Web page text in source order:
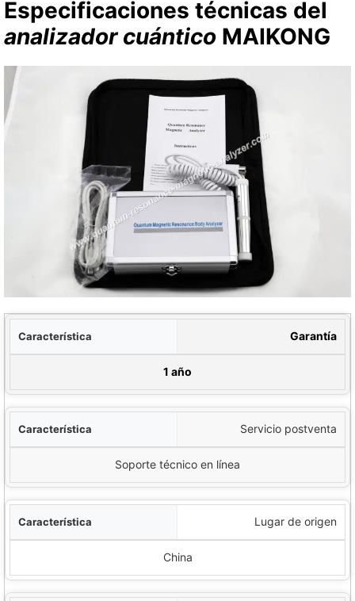
Especificaciones técnicas del
analizador cuántico MAIKONG
Garantía
1 año
Servicio postventa
Soporte técnico en línea
Lugar de origen
China